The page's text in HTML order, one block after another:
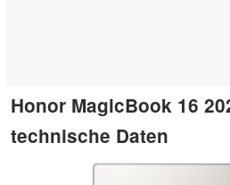
Honor MagicBook 16
technische Daten